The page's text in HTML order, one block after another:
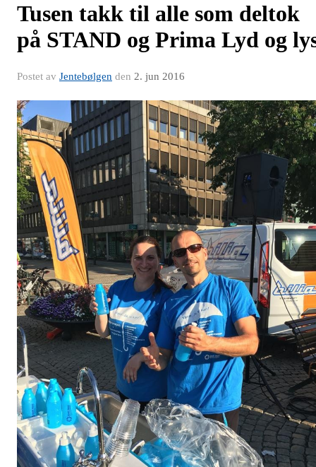
Tusen takk til alle som deltok
på STAND og Prima Lyd og
Postet av Jentebølgen den 2. jun 2016